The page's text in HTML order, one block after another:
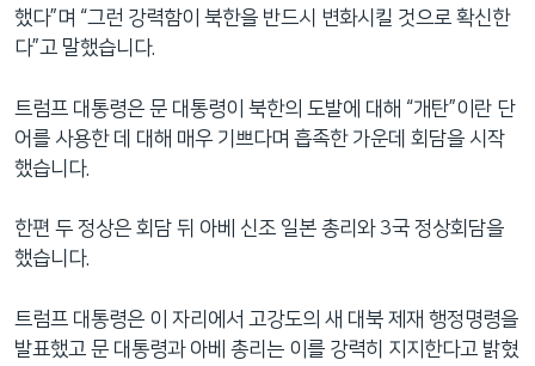
했다”며 “그런 강력함이 북한을 반드시 변화시킬 것으로 확신한
다”고 말했습니다.
트럼프 대통령은 문 대통령이 북한의 도발에 대해 “개탄”이란 단
어를 사용한 데 대해 매우 기쁘다며 흡족한 가운데 회담을 시작
했습니다.
한편 두 정상은 회담 뒤 아베 신조 일본 총리와 3국 정상회담을
했습니다.
트럼프 대통령은 이 자리에서 고강도의 새 대북 제재 행정명령을
발표했고 문 대통령과 아베 총리는 이를 강력히 지지한다고 밝혔